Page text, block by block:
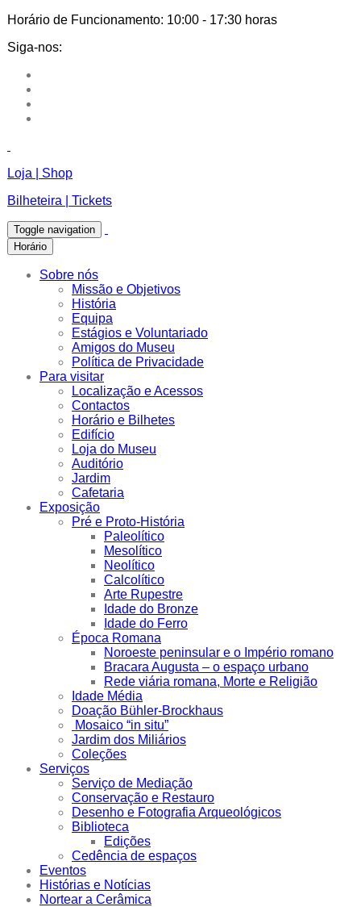
Horário de Funcionamento: 10:00 - 17:30 horas
Siga-nos:
Loja | Shop
Bilheteira | Tickets
Toggle navigation
Horário
Sobre nós
Missão e Objetivos
História
Equipa
Estágios e Voluntariado
Amigos do Museu
Política de Privacidade
Para visitar
Localização e Acessos
Contactos
Horário e Bilhetes
Edifício
Loja do Museu
Auditório
Jardim
Cafetaria
Exposição
Pré e Proto-História
Paleolítico
Mesolítico
Neolítico
Calcolítico
Arte Rupestre
Idade do Bronze
Idade do Ferro
Época Romana
Noroeste peninsular e o Império romano
Bracara Augusta – o espaço urbano
Rede viária romana, Morte e Religião
Idade Média
Doação Bühler-Brockhaus
Mosaico “in situ”
Jardim dos Miliários
Coleções
Serviços
Serviço de Mediação
Conservação e Restauro
Desenho e Fotografia Arqueológicos
Biblioteca
Edições
Cedência de espaços
Eventos
Histórias e Notícias
Nortear a Cerâmica